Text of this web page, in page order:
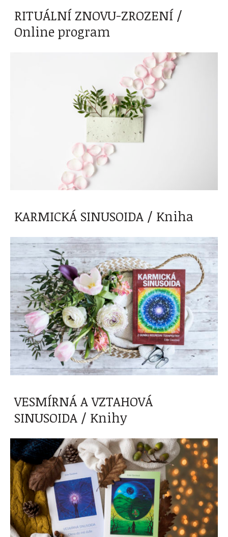
RITUÁLNÍ ZNOVU-ZROZENÍ /
Online program
KARMICKÁ SINUSOIDA / Kniha
VESMÍRNÁ A VZTAHOVÁ
SINUSOIDA / Knihy